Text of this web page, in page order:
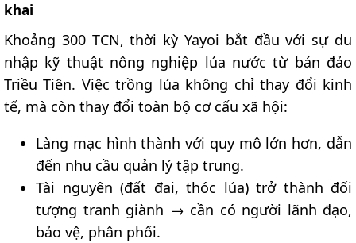
khai​
Khoảng 300 TCN, thời kỳ Yayoi bắt đầu với sự du
nhập kỹ thuật nông nghiệp lúa nước từ bán đảo
Triều Tiên. Việc trồng lúa không chỉ thay đổi kinh
tế, mà còn thay đổi toàn bộ cơ cấu xã hội:
Làng mạc hình thành với quy mô lớn hơn, dẫn
đến nhu cầu quản lý tập trung.
Tài nguyên (đất đai, thóc lúa) trở thành đối
tượng tranh giành → cần có người lãnh đạo,
bảo vệ, phân phối.